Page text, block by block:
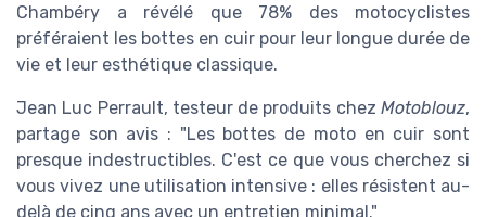
Chambéry a révélé que 78% des motocyclistes
préféraient les bottes en cuir pour leur longue durée de
vie et leur esthétique classique.
Jean Luc Perrault, testeur de produits chez Motoblouz,
partage son avis : "Les bottes de moto en cuir sont
presque indestructibles. C'est ce que vous cherchez si
vous vivez une utilisation intensive : elles résistent au-
delà de cinq ans avec un entretien minimal."